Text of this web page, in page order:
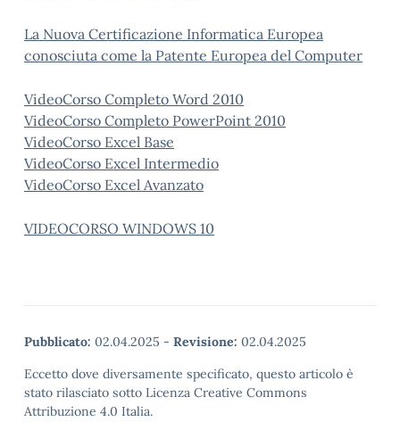
La Nuova Certificazione Informatica Europea
conosciuta come la Patente Europea del Computer
VideoCorso Completo Word 2010
VideoCorso Completo PowerPoint 2010
VideoCorso Excel Base
VideoCorso Excel Intermedio
VideoCorso Excel Avanzato
VIDEOCORSO WINDOWS 10
Pubblicato: 02.04.2025 - Revisione: 02.04.2025
Eccetto dove diversamente specificato, questo articolo è
stato rilasciato sotto Licenza Creative Commons
Attribuzione 4.0 Italia.